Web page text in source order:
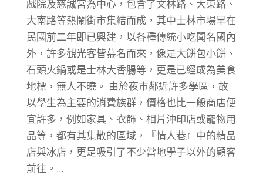
戲院及慈誠宮為中心，包含了文林路、大東路、
大南路等熱鬧街市集結而成，其中士林市場早在
民國前二年即已興建，以各種傳統小吃聞名國內
外，許多觀光客皆慕名而來，像是大餅包小餅、
石頭火鍋或是士林大香腸等，更是已經成為美食
地標，無人不曉。 由於夜市鄰近許多學區，故
以學生為主要的消費族群，價格也比一般商店便
宜許多，例如家具、衣飾、相片沖印店或寵物用
品等，都有其集散的區域，『情人巷』中的精品
店與冰店，更是吸引了不少當地學子以外的顧客
前往。...